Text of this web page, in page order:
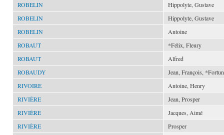
ROBELIN
Hippolyte, Gustave
ROBELIN
Hippolyte, Gustave
ROBELIN
Antoine
ROBAUT
*Félix, Fleury
ROBAUT
Alfred
ROBAUDY
Jean, François,
RIVOIRE
Antoine, Henry
RIVIÈRE
Jean, Prosper
RIVIÈRE
Jacques, Aimé
RIVIÈRE
Prosper